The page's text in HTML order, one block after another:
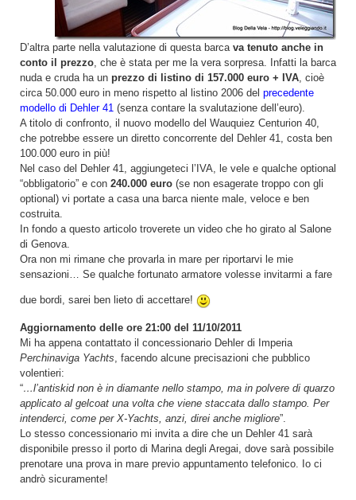
D’altra parte nella valutazione di questa barca va tenuto anche in
conto il prezzo , che è stata per me la vera sorpresa. Infatti la barca
nuda e cruda ha un prezzo di listino di 157.000 euro + IVA , cioè
circa 50.000 euro in meno rispetto al listino 2006 del precedente
modello di Dehler 41 (senza contare la svalutazione dell’euro).
A titolo di confronto, il nuovo modello del Wauquiez Centurion 40,
che potrebbe essere un diretto concorrente del Dehler 41, costa ben
100.000 euro in più!
Nel caso del Dehler 41, aggiungeteci l’IVA, le vele e qualche optional
“obbligatorio” e con 240.000 euro (se non esagerate troppo con gli
optional) vi portate a casa una barca niente male, veloce e ben
costruita.
In fondo a questo articolo troverete un video che ho girato al Salone
di Genova.
Ora non mi rimane che provarla in mare per riportarvi le mie
sensazioni… Se qualche fortunato armatore volesse invitarmi a fare
due bordi, sarei ben lieto di accettare!
Aggiornamento delle ore 21:00 del 11/10/2011
Mi ha appena contattato il concessionario Dehler di Imperia
Perchinaviga Yachts , facendo alcune precisazioni che pubblico
volentieri:
“…l’antiskid non è in diamante nello stampo, ma in polvere di quarzo
applicato al gelcoat una volta che viene staccata dallo stampo. Per
intenderci, come per X-Yachts, anzi, direi anche migliore”.
Lo stesso concessionario mi invita a dire che un Dehler 41 sarà
disponibile presso il porto di Marina degli Aregai, dove sarà possibile
prenotare una prova in mare previo appuntamento telefonico. Io ci
andrò sicuramente!